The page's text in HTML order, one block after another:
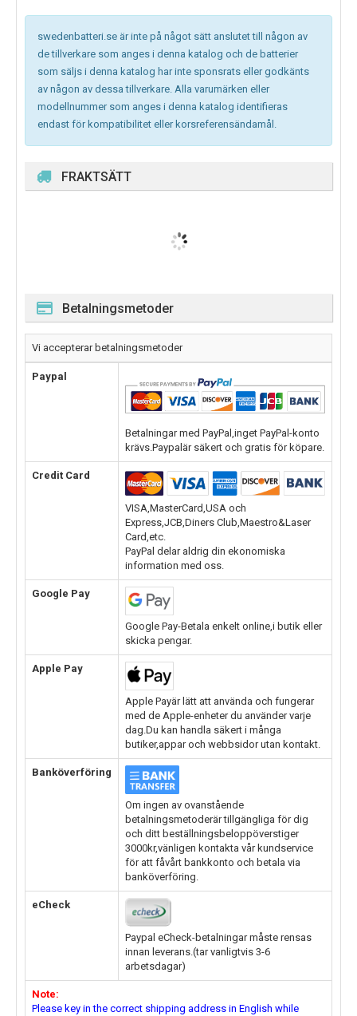
swedenbatteri.se är inte på något sätt anslutet till någon av
de tillverkare som anges i denna katalog och de batterier
som säljs i denna katalog har inte sponsrats eller godkänts
av någon av dessa tillverkare. Alla varumärken eller
modellnummer som anges i denna katalog identifieras
endast för kompatibilitet eller korsreferensändamål.
FRAKTSÄTT
Betalningsmetoder
Vi accepterar betalningsmetoder
Paypal
Betalningar med PayPal,inget PayPal-konto
krävs.Paypalär säkert och gratis för köpare.
Credit Card
VISA,MasterCard,USA och
Express,JCB,Diners Club,Maestro&Laser
Card,etc.
PayPal delar aldrig din ekonomiska
information med oss.
Google Pay
Google Pay-Betala enkelt online,i butik eller
skicka pengar.
Apple Pay
Apple Payär lätt att använda och fungerar
med de Apple-enheter du använder varje
dag.Du kan handla säkert i många
butiker,appar och webbsidor utan kontakt.
Banköverföring
Om ingen av ovanstående
betalningsmetoderär tillgängliga för dig
och ditt beställningsbeloppöverstiger
3000kr,vänligen kontakta vår kundservice
för att fåvårt bankkonto och betala via
banköverföring.
eCheck
Paypal eCheck-betalningar måste rensas
innan leverans.(tar vanligtvis 3-6
arbetsdagar)
Note:
Please key in the correct shipping address in English while